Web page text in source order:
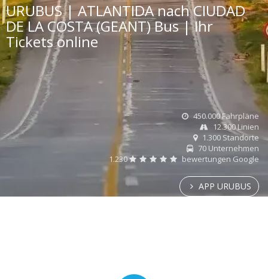
URUBUS | ATLANTIDA nach CIUDAD
DE LA COSTA (GEANT) Bus | Ihr
Tickets online
450.000 Fahrpläne
12.300 Linien
1.300 Standorte
70 Unternehmen
1.230
bewertungen Google
APP URUBUS